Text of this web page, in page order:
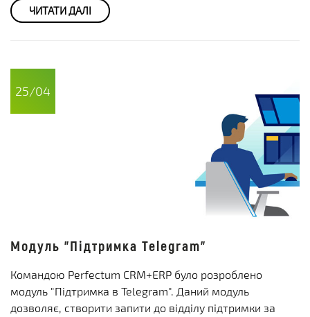
ЧИТАТИ ДАЛІ
25/04
Модуль "Підтримка Telegram"
Командою Perfectum CRM+ERP було розроблено
модуль "Підтримка в Telegram". Даний модуль
дозволяє, створити запити до відділу підтримки за